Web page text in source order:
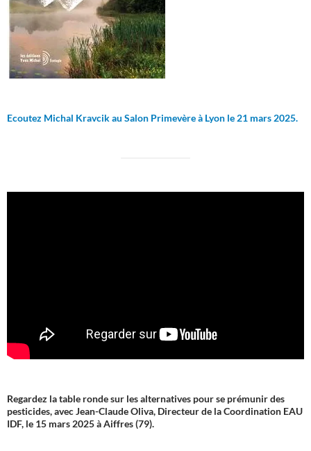
Ecoutez Michal Kravcik au Salon Primevère à Lyon le 21 mars 2025.
Regardez la table ronde sur les alternatives pour se prémunir des
pesticides, avec Jean-Claude Oliva, Directeur de la Coordination EAU
IDF, le 15 mars 2025 à Aiffres (79).